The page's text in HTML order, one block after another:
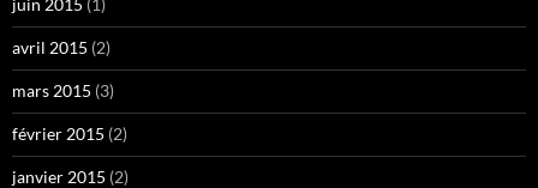
juin 2015 (1)
avril 2015 (2)
mars 2015 (3)
février 2015 (2)
janvier 2015 (2)